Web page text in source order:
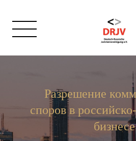
Разрешение
споров в
бизнесе